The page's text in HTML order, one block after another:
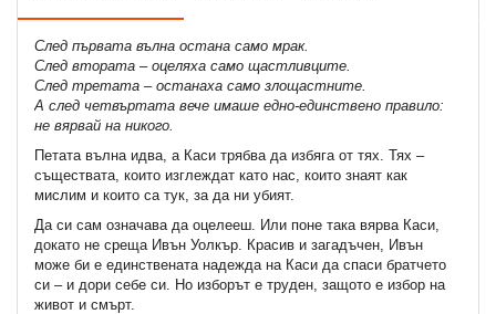
След първата вълна остана само мрак.
След втората – оцеляха само щастливците.
След третата – останаха само злощастните.
А след четвъртата вече имаше едно-единствено правило:
не вярвай на никого.
Петата вълна идва, а Каси трябва да избяга от тях. Тях –
съществата, които изглеждат като нас, които знаят как
мислим и които са тук, за да ни убият.
Да си сам означава да оцелееш. Или поне така вярва Каси,
докато не среща Ивън Уолкър. Красив и загадъчен, Ивън
може би е единствената надежда на Каси да спаси братчето
си – и дори себе си. Но изборът е труден, защото е избор на
живот и смърт.